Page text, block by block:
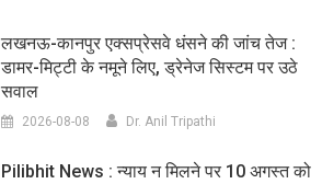
लखनऊ-कानपुर एक्सप्रेसवे धंसने की जांच तेज :
डामर-मिट्टी के नमूने लिए, ड्रेनेज सिस्टम पर उठे
सवाल
2026-08-08 Dr. Anil Tripathi
Pilibhit News : न्याय न मिलने पर 10 अगस्त को